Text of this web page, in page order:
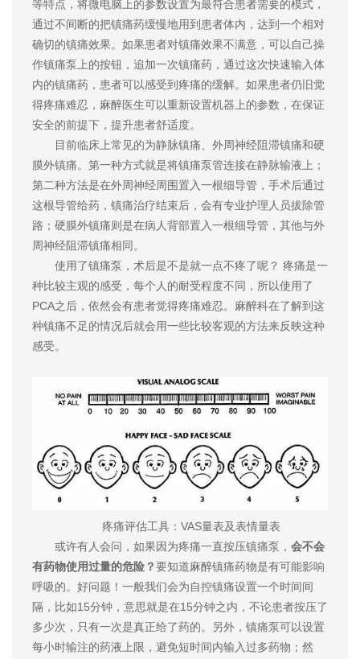
等特点，将微电脑上的参数设置为最符合患者需要的模式，
通过不间断的把镇痛药缓慢地用到患者体内，达到一个相对
确切的镇痛效果。如果患者对镇痛效果不满意，可以自己操
作镇痛泵上的按钮，追加一次镇痛药，通过这次快速输入体
内的镇痛药，患者可以感受到疼痛的缓解。如果患者仍旧觉
得疼痛难忍，麻醉医生可以重新设置机器上的参数，在保证
安全的前提下，提升患者舒适度。
目前临床上常见的为静脉镇痛、外周神经阻滞镇痛和硬
膜外镇痛。第一种方式就是将镇痛泵管连接在静脉输液上；
第二种方法是在外周神经周围置入一根细导管，手术后通过
这根导管给药，镇痛治疗结束后，会有专业护理人员拔除管
路；硬膜外镇痛则是在病人背部置入一根细导管，其他与外
周神经阻滞镇痛相同。
使用了镇痛泵，术后是不是就一点不疼了呢？ 疼痛是一
种比较主观的感受，每个人的耐受程度不同，所以使用了
PCA之后，依然会有患者觉得疼痛难忍。麻醉科在了解到这
种镇痛不足的情况后就会用一些比较客观的方法来反映这种
感受。
疼痛评估工具：VAS量表及表情量表
或许有人会问，如果因为疼痛一直按压镇痛泵， 会不会
有药物使用过量的危险？要知道麻醉镇痛药物是有可能影响
呼吸的。好问题！一般我们会为自控镇痛设置一个时间间
隔，比如15分钟，意思就是在15分钟之内，不论患者按压了
多少次，只有一次是真正给了药的。另外，镇痛泵可以设置
每小时输注的药液上限，避免短时间内输入过多药物；然